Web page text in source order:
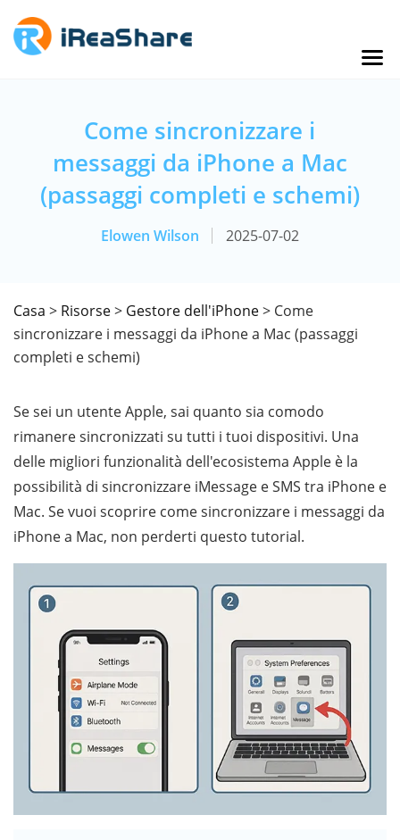
Come sincronizzare i
messaggi da iPhone a Mac
(passaggi completi e schemi)
Elowen Wilson 2025-07-02
Casa > Risorse> Gestore dell'iPhone> Come
sincronizzare i messaggi da iPhone a Mac (passaggi
completi e schemi)
Se sei un utente Apple, sai quanto sia comodo
rimanere sincronizzati su tutti i tuoi dispositivi. Una
delle migliori funzionalità dell'ecosistema Apple è la
possibilità di sincronizzare iMessage e SMS tra iPhone e
Mac. Se vuoi scoprire come sincronizzare i messaggi da
iPhone a Mac, non perderti questo tutorial.